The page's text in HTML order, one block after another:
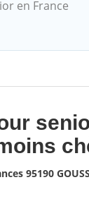
en France
95190